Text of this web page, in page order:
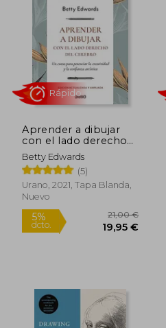
Aprender a dibujar
con el lado derecho
del cerebro
Betty Edwards
(5)
Urano, 2021, Tapa Blanda,
Nuevo
5%
dcto.
21,00 €
19,95 €
Rápido